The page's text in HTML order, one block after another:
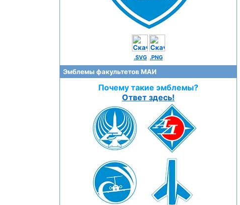
.SVG .PNG
Эмблемы факультетов МАИ
Почему такие эмблемы?
Ответ здесь!